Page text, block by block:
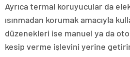
Ayrıca termal koruyucular da
ısınmadan korumak amacıyla
düzenekleri ise manuel ya da
kesip verme işlevini yerine